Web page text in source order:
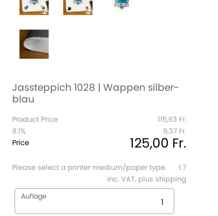
Jassteppich 1028 | Wappen silber-
blau
Product Price
115,63 Fr.
8.1%
9,37 Fr.
Price
125,00 Fr.
Please select a printer medium/paper type.
1.7
inc. VAT, plus shipping
Auflage